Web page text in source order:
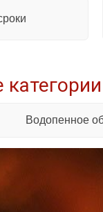
Водопенное